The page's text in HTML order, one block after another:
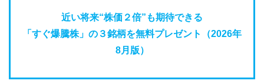
近い将来“株価２倍”も期待できる
「すぐ爆騰株」の３銘柄を無料プレゼント（2026年
8月版）